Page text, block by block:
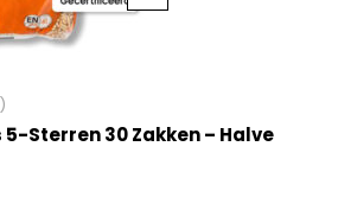
5-Sterren 30 Zakken – Halve